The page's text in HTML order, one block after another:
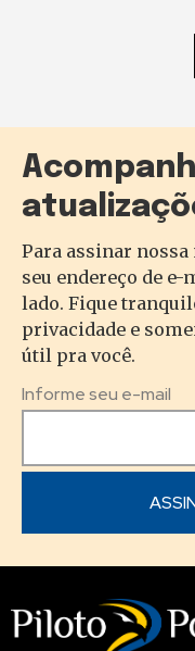
Para assinar
seu endereço de
lado. Fique
privacidade e
útil pra você.
Informe seu e-mail